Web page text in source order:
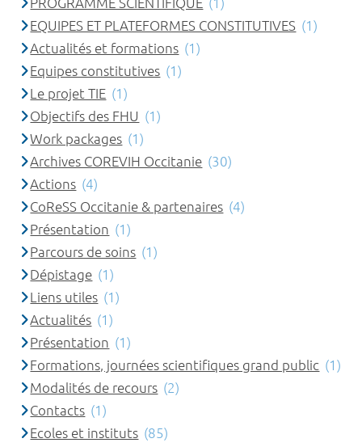
EQUIPES ET PLATEFORMES CONSTITUTIVES (1)
Actualités et formations (1)
Equipes constitutives (1)
Le projet TIE (1)
Objectifs des FHU (1)
Work packages (1)
Archives COREVIH Occitanie (30)
Actions (4)
CoReSS Occitanie & partenaires (4)
Présentation (1)
Parcours de soins (1)
Dépistage (1)
Liens utiles (1)
Actualités (1)
Présentation (1)
Formations, journées scientifiques grand public (1)
Modalités de recours (2)
Contacts (1)
Ecoles et instituts (85)